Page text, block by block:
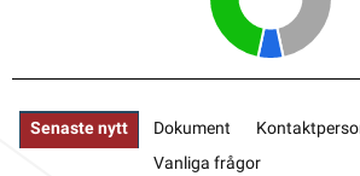
Senaste nytt Dokument
Vanliga frågor